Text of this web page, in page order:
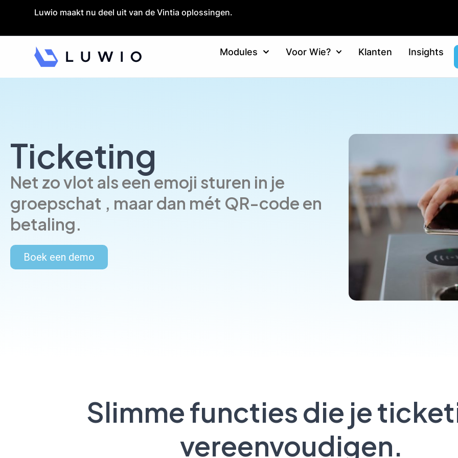
Luwio maakt nu deel uit van de Vintia oplossingen.
Modules Voor Wie? Klanten Insights
Ticketing
Net zo vlot als een emoji sturen in je
groepschat , maar dan mét QR-code en
betaling.
Boek een demo
Slimme functies die je
vereenvoudigen.
Launch login modal
Launch register modal